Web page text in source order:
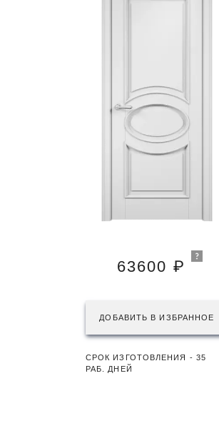
63600 ₽
ДОБАВИТЬ В ИЗБРАННОЕ
СРОК ИЗГОТОВЛЕНИЯ - 35
РАБ. ДНЕЙ